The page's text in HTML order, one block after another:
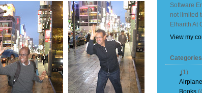
Software
not limited
Elharith At
View my
Categories
(1)
Books